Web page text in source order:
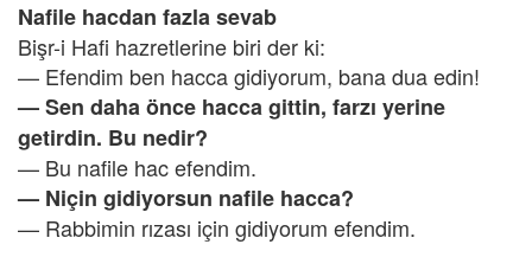
Nafile hacdan fazla sevab
Bişr-i Hafi hazretlerine biri der ki:
— Efendim ben hacca gidiyorum, bana dua edin!
— Sen daha önce hacca gittin, farzı yerine
getirdin. Bu nedir?
— Bu nafile hac efendim.
— Niçin gidiyorsun nafile hacca?
— Rabbimin rızası için gidiyorum efendim.